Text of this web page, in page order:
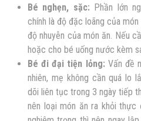
Bé nghẹn, sặc: Phần lớn
chính là độ đặc loãng của
độ nhuyễn của món ăn. Nếu
hoặc cho bé uống nước kèm
Bé đi đại tiện lỏng: Vấn đề
nhiên, mẹ không cần quá lo
dõi liên tục trong 3 ngày tiếp
nên loại món ăn ra khỏi thực